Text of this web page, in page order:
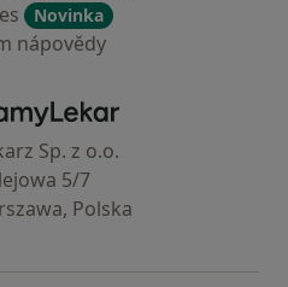
Novinka
nápovědy
ZnamyLekar - Hlavní stránka
Sp. z o.o.
5/7
Polska